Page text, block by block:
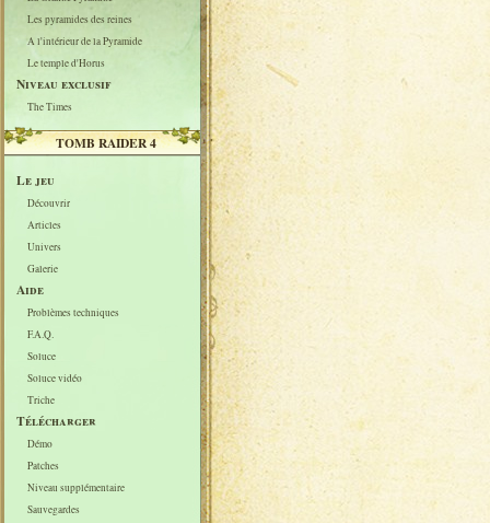
Les pyramides des reines
A l'intérieur de la Pyramide
Le temple d'Horus
Niveau exclusif
The Times
TOMB RAIDER 4
Le jeu
Découvrir
Articles
Univers
Galerie
Aide
Problèmes techniques
F.A.Q.
Soluce
Soluce vidéo
Triche
Télécharger
Démo
Patches
Niveau supplémentaire
Sauvegardes